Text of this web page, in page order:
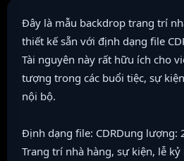
Đây là mẫu backdrop trang trí
thiết kế sẵn với định dạng file
Tài nguyên này rất hữu ích cho
tượng trong các buổi tiệc, sự
nội bộ.
Định dạng file: CDRDung lượng:
Trang trí nhà hàng, sự kiện, lễ